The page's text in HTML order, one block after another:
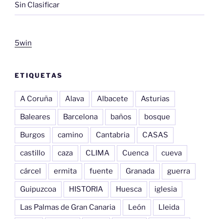
Sin Clasificar
5win
ETIQUETAS
A Coruña Alava Albacete Asturias
Baleares Barcelona baños bosque
Burgos camino Cantabria CASAS
castillo caza CLIMA Cuenca cueva
cárcel ermita fuente Granada guerra
Guipuzcoa HISTORIA Huesca iglesia
Las Palmas de Gran Canaria León Lleida